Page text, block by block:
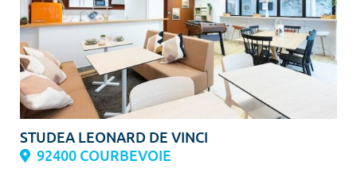
STUDEA LEONARD DE VINCI
92400 COURBEVOIE